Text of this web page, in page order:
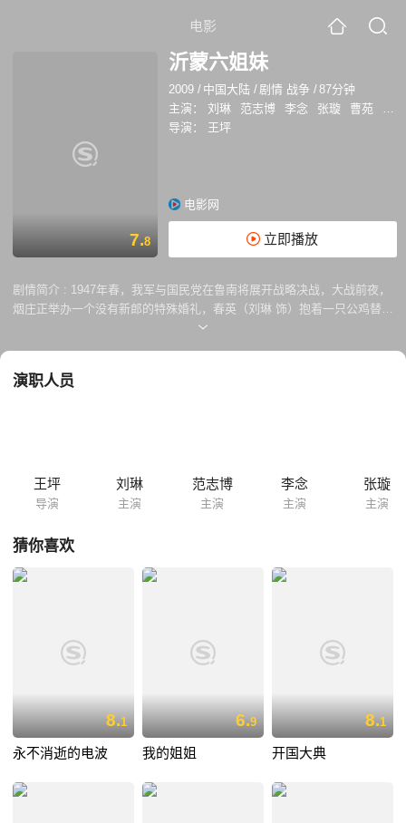
电影
7.8
沂蒙六姐妹
2009 / 中国大陆 /剧情 战争 /87分钟
主演：
刘琳 范志博 李念 张璇 曹苑
王
导演：
王坪
电影网
立即播放
剧情简介 : 1947年春，我军与国民党在鲁南将展开战略决战，大战前夜，
烟庄正举办一个没有新郎的特殊婚礼，春英（刘琳 饰）抱着一只公鸡替当
兵的小叔子娶月芬（李念 饰）进了门。男人们大都上了前线，妇救会长兰
纵的战士，其父怕独子战死疆场，谎称老伴病重骗回儿子，将其锁在地窖
演职人员
王坪
导演
刘琳
主演
范志博
主演
李念
主演
张璇
主演
猜你喜欢
8.1
永不消逝的电波
6.9
我的姐姐
8.1
开国大典